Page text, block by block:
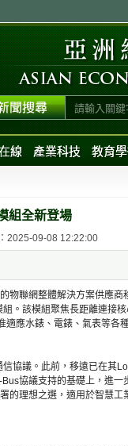
線 產業科技 教育
組全新登場
2025-09-08 12:22:00
物聯網整體解決方案供應
。該模組聚焦長距離連接
應水錶、電錶、氣表等各
協議。此前，移遠已在其
協議支持的基礎上，進
的理想之選，適用於智慧